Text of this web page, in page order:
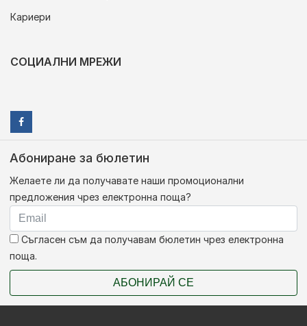
Кариери
СОЦИАЛНИ МРЕЖИ
Абониране за бюлетин
Желаете ли да получавате наши промоционални
предложения чрез електронна поща?
Съгласен съм да получавам бюлетин чрез електронна
поща.
АБОНИРАЙ СЕ